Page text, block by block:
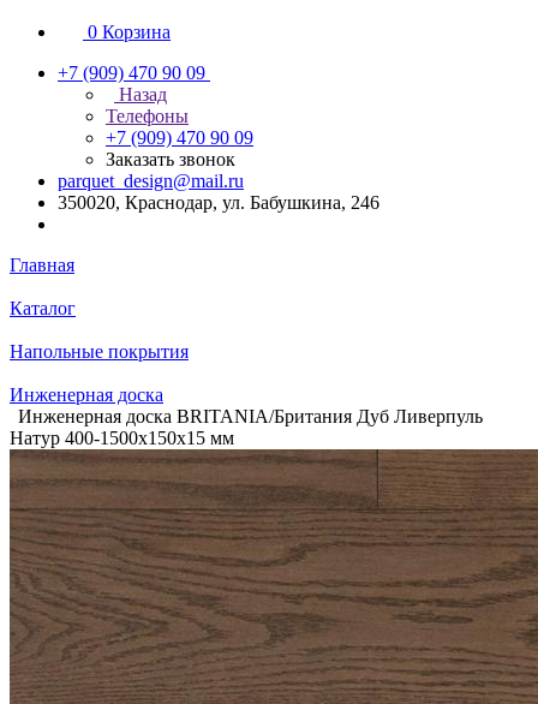
0 Корзина
+7 (909) 470 90 09
Назад
Телефоны
+7 (909) 470 90 09
Заказать звонок
parquet_design@mail.ru
350020, Краснодар, ул. Бабушкина, 246
Главная
Каталог
Напольные покрытия
Инженерная доска
Инженерная доска BRITANIA/Британия Дуб Ливерпуль
Натур 400-1500х150х15 мм